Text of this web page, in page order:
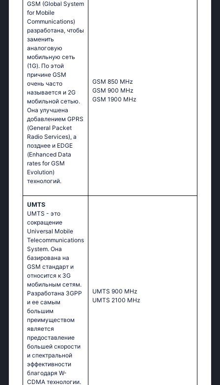
GSM (Global System
for Mobile
Communications)
разработана, чтобы
заменить
аналоговую
мобильную сеть
(1G). По этой
причине GSM
очень часто
называется и 2G
мобильной сетью.
Она улучшена
добавлением GPRS
(General Packet
Radio Services), а
позднее и EDGE
(Enhanced Data
rates for GSM
Evolution)
технологий.
GSМ 850 МНz
GSМ 900 МНz
GSМ 1900 МНz
UMTS
UMTS - это
сокращение
Universal Mobile
Telecommunications
System. Она
базирована на
GSM стандарт и
относится к 3G
мобильным сетям.
Разработана 3GPP
и ее самым
большим
преимуществом
является
предоставление
большей скорости
и спектральной
эффективности
благодаря W-
CDMA технологии.
UМТS 900 МНz
UМТS 2100 МНz